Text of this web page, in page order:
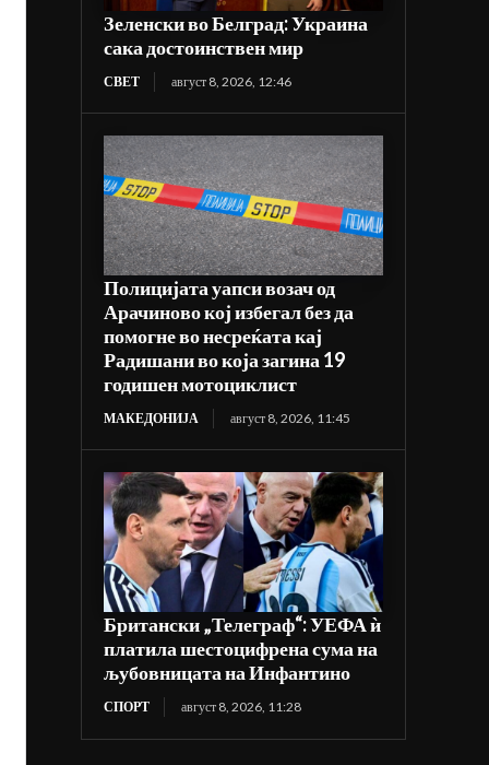
Зеленски во Белград: Украина
сака достоинствен мир
СВЕТ август 8, 2026, 12:46
Полицијата уапси возач од
Арачиново кој избегал без да
помогне во несреќата кај
Радишани во која загина 19
годишен мотоциклист
МАКЕДОНИЈА август 8, 2026, 11:45
Британски „Телеграф“: УЕФА ѝ
платила шестоцифрена сума на
љубовницата на Инфантино
СПОРТ август 8, 2026, 11:28